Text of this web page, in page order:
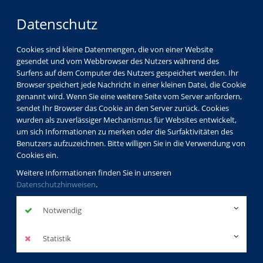
Datenschutz
Cookies sind kleine Datenmengen, die von einer Website
gesendet und vom Webbrowser des Nutzers während des
Surfens auf dem Computer des Nutzers gespeichert werden. Ihr
Browser speichert jede Nachricht in einer kleinen Datei, die Cookie
genannt wird. Wenn Sie eine weitere Seite vom Server anfordern,
sendet Ihr Browser das Cookie an den Server zurück. Cookies
wurden als zuverlässiger Mechanismus für Websites entwickelt,
um sich Informationen zu merken oder die Surfaktivitäten des
Benutzers aufzuzeichnen. Bitte willigen Sie in die Verwendung von
Cookies ein.
Weitere Informationen finden Sie in unseren
Datenschutzhinweisen.
Notwendig
Statistik